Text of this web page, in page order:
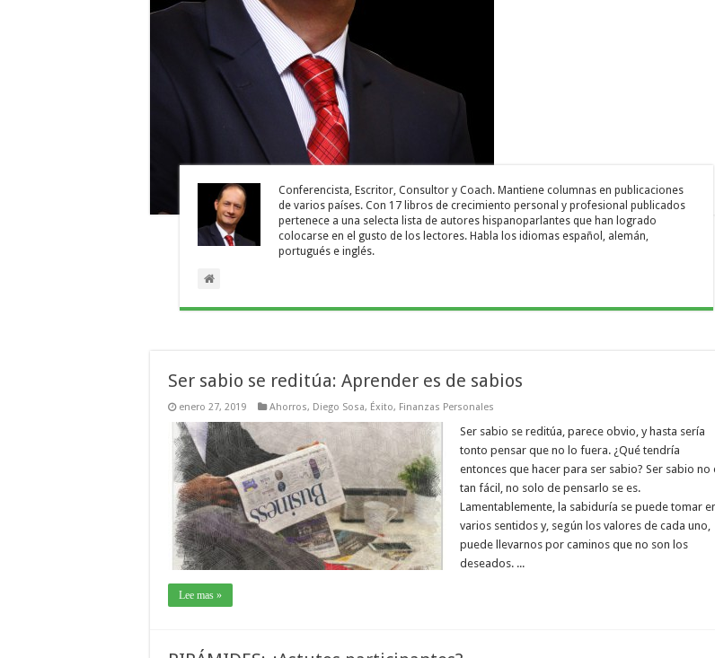
Conferencista, Escritor, Consultor y Coach. Mantiene columnas en publicaciones
de varios países. Con 17 libros de crecimiento personal y profesional publicados
pertenece a una selecta lista de autores hispanoparlantes que han logrado
colocarse en el gusto de los lectores. Habla los idiomas español, alemán,
portugués e inglés.
Ser sabio se reditúa: Aprender es de sabios
enero 27, 2019 Ahorros, Diego Sosa, Éxito, Finanzas Personales
Ser sabio se reditúa, parece obvio, y hasta sería
tonto pensar que no lo fuera. ¿Qué tendría
entonces que hacer para ser sabio? Ser sabio no
tan fácil, no solo de pensarlo se es.
Lamentablemente, la sabiduría se puede tomar
varios sentidos y, según los valores de cada uno,
puede llevarnos por caminos que no son los
deseados. ...
Lee mas »